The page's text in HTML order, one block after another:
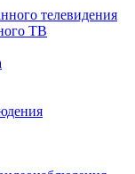
телевидения
ТВ